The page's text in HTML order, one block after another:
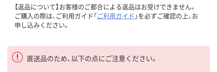
【返品について】お客様のご都合による返品はお受けできません。
ご購入の際は、ご利用ガイド「ご利用ガイド 」を必ずご確認の上、お
申し込みください。
直送品のため、以下の点にご注意ください。